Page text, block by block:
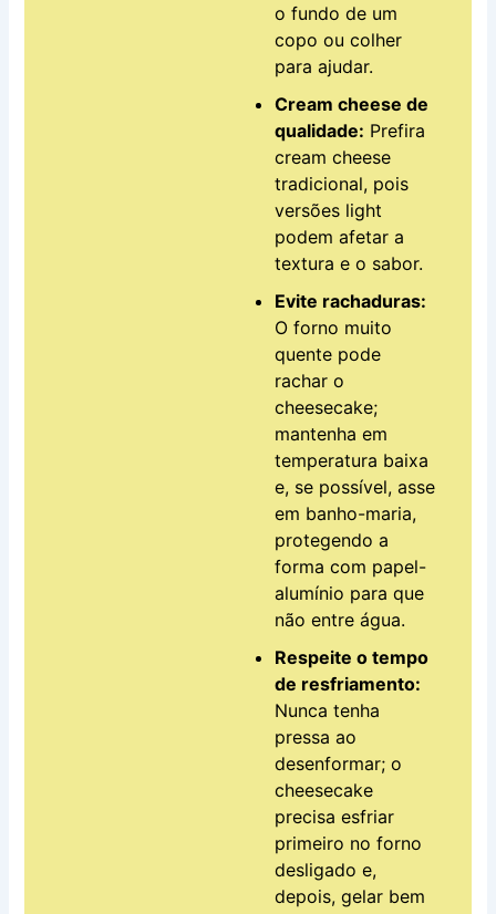
o fundo de um
copo ou colher
para ajudar.
Cream cheese de
qualidade: Prefira
cream cheese
tradicional, pois
versões light
podem afetar a
textura e o sabor.
Evite rachaduras:
O forno muito
quente pode
rachar o
cheesecake;
mantenha em
temperatura baixa
e, se possível, asse
em banho-maria,
protegendo a
forma com papel-
alumínio para que
não entre água.
Respeite o tempo
de resfriamento:
Nunca tenha
pressa ao
desenformar; o
cheesecake
precisa esfriar
primeiro no forno
desligado e,
depois, gelar bem